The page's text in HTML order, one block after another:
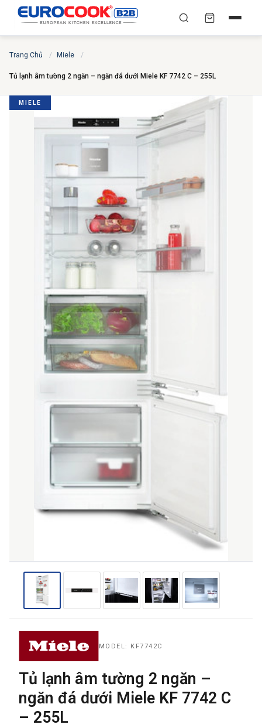
YÊU CẦU BÁO GIÁ TỐT
NHẤT
SỐ ĐIỆN THOẠI*
THÀNH PHỐ
THƯƠNG HIỆU
NỘI DUNG YÊU CẦU
Trang Chủ / Miele /
Tủ lạnh âm tường 2 ngăn – ngăn đá dưới Miele KF 7742 C – 255L
MIELE
MODEL: KF7742C
Tủ lạnh âm tường 2 ngăn –
ngăn đá dưới Miele KF 7742 C
– 255L